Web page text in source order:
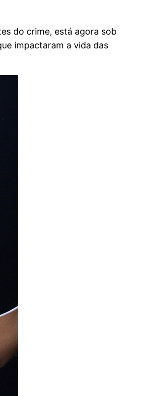
do crime, está agora sob
impactaram a vida das